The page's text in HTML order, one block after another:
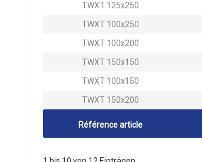
TWXT 125x250
TWXT 100x250
TWXT 100x200
TWXT 150x150
TWXT 100x150
TWXT 150x200
Référence article